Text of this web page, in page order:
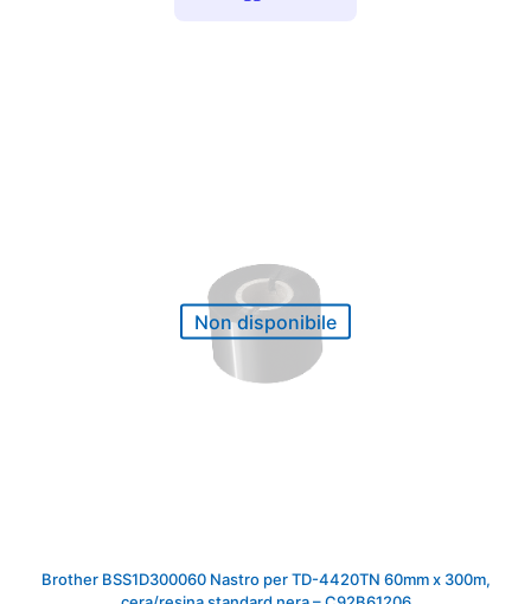
Non disponibile
Brother BSS1D300060 Nastro per TD-4420TN 60mm x 300m,